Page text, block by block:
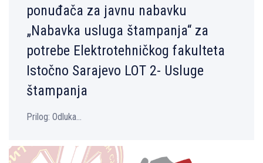
ponuđača za javnu nabavku
„Nabavka usluga štampanja“ za
potrebe Elektrotehničkog fakulteta
Istočno Sarajevo LOT 2- Usluge
štampanja
Prilog: Odluka...